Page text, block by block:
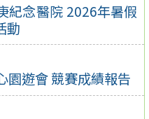
紀念醫院 2026年暑假
動
園遊會 競賽成績報告